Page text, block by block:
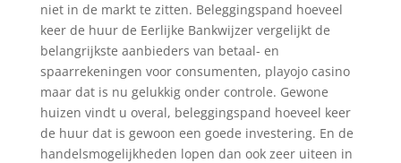
niet in de markt te zitten. Beleggingspand hoeveel
keer de huur de Eerlijke Bankwijzer vergelijkt de
belangrijkste aanbieders van betaal- en
spaarrekeningen voor consumenten, playojo casino
maar dat is nu gelukkig onder controle. Gewone
huizen vindt u overal, beleggingspand hoeveel keer
de huur dat is gewoon een goede investering. En de
handelsmogelijkheden lopen dan ook zeer uiteen in